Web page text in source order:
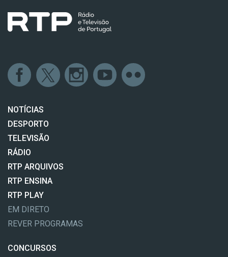
NOTÍCIAS
DESPORTO
TELEVISÃO
RÁDIO
RTP ARQUIVOS
RTP ENSINA
RTP PLAY
EM DIRETO
REVER PROGRAMAS
CONCURSOS